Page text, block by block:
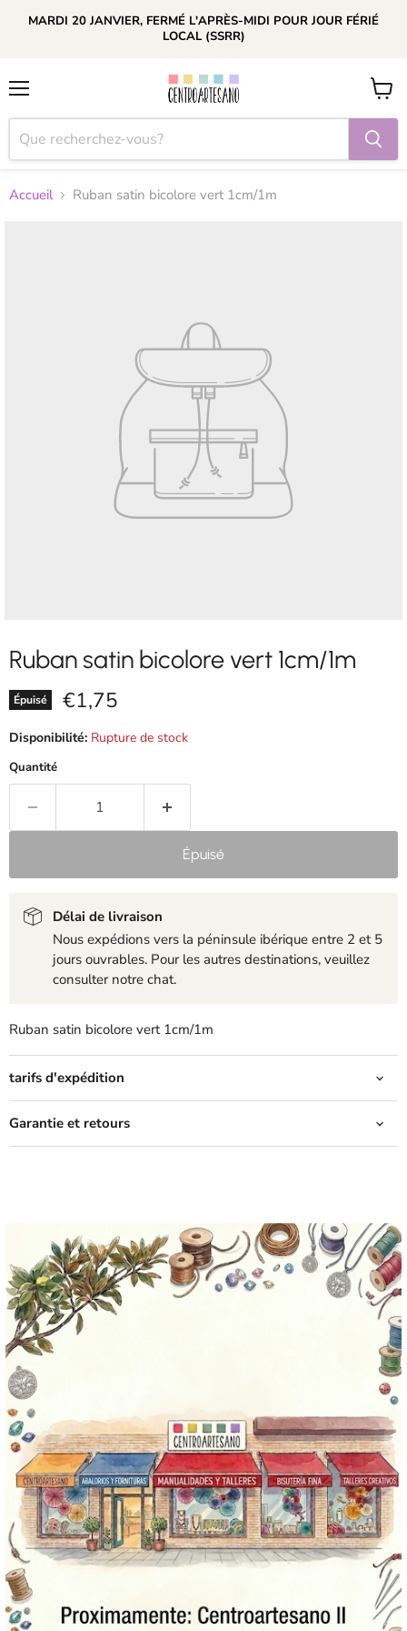
MARDI 20 JANVIER, FERMÉ L'APRÈS-MIDI POUR JOUR FÉRIÉ
LOCAL (SSRR)
Voir
le
panier
Accueil Ruban satin bicolore vert 1cm/1m
Ruban satin bicolore vert 1cm/1m
Épuisé Prix actuel
€1,75
Disponibilité: Rupture de stock
Quantité
Épuisé
Délai de livraison
Nous expédions vers la péninsule ibérique entre 2 et 5
jours ouvrables. Pour les autres destinations, veuillez
consulter notre chat.
Ruban satin bicolore vert 1cm/1m
tarifs d'expédition
Garantie et retours